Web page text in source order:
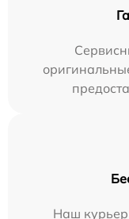
Наш курьер